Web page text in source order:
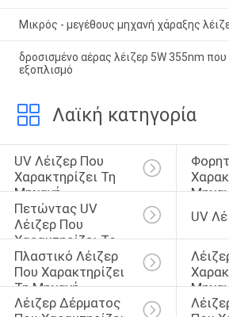
Μικρός - μεγέθους μηχανή χάραξης
δροσισμένο αέρας λέιζερ 5W 355nm
εξοπλισμό
Λαϊκή κατηγορία
UV Λέιζερ Που
Χαρακτηρίζει Τη
Μηχανή
Πετώντας UV
Λέιζερ Που
Χαρακτηρίζει Το
Σύστημα
UV
Πλαστικό Λέιζερ
Που Χαρακτηρίζει
Τη Μηχανή
Λέιζερ Δέρματος